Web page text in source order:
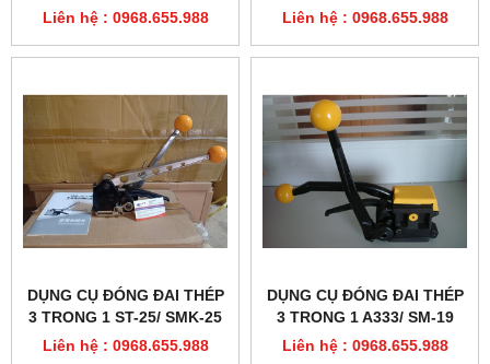
Liên hệ : 0968.655.988
19
Liên hệ : 0968.655.988
DỤNG CỤ ĐÓNG ĐAI THÉP
3 TRONG 1 ST-25/ SMK-25
Liên hệ : 0968.655.988
DỤNG CỤ ĐÓNG ĐAI THÉP
3 TRONG 1 A333/ SM-19
Liên hệ : 0968.655.988